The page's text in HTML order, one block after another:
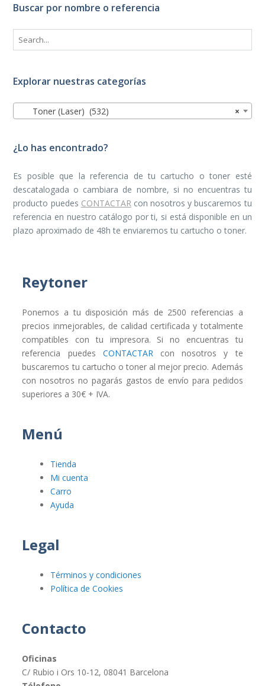
Buscar por nombre o referencia
Explorar nuestras categorías
×
Toner (Laser) (532)
¿Lo has encontrado?
Es posible que la referencia de tu cartucho o toner esté
descatalogada o cambiara de nombre, si no encuentras tu
producto puedes CONTACTARcon nosotros y buscaremos tu
referencia en nuestro catálogo por ti, si está disponible en un
plazo aproximado de 48h te enviaremos tu cartucho o toner.
Reytoner
Ponemos a tu disposición más de 2500 referencias a
precios inmejorables, de calidad certificada y totalmente
compatibles con tu impresora. Si no encuentras tu
referencia puedes CONTACTARcon nosotros y te
buscaremos tu cartucho o toner al mejor precio. Además
con nosotros no pagarás gastos de envío para pedidos
superiores a 30€ + IVA.
Menú
Tienda
Mi cuenta
Carro
Ayuda
Legal
Términos y condiciones
Política de Cookies
Contacto
Oficinas
C/ Rubio i Ors 10-12, 08041 Barcelona